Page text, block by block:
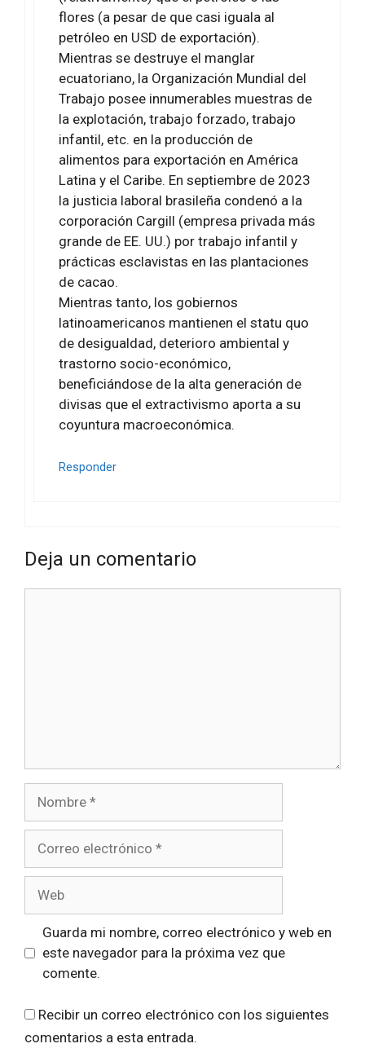
flores (a pesar de que casi iguala al
petróleo en USD de exportación).
Mientras se destruye el manglar
ecuatoriano, la Organización Mundial del
Trabajo posee innumerables muestras de
la explotación, trabajo forzado, trabajo
infantil, etc. en la producción de
alimentos para exportación en América
Latina y el Caribe. En septiembre de 2023
la justicia laboral brasileña condenó a la
corporación Cargill (empresa privada más
grande de EE. UU.) por trabajo infantil y
prácticas esclavistas en las plantaciones
de cacao.
Mientras tanto, los gobiernos
latinoamericanos mantienen el statu quo
de desigualdad, deterioro ambiental y
trastorno socio-económico,
beneficiándose de la alta generación de
divisas que el extractivismo aporta a su
coyuntura macroeconómica.
Responder
Deja un comentario
Guarda mi nombre, correo electrónico y web en
este navegador para la próxima vez que
comente.
Recibir un correo electrónico con los siguientes
comentarios a esta entrada.